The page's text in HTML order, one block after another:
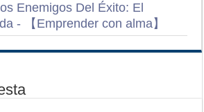
Enemigos Del Éxito: El
- 【Emprender con alma】